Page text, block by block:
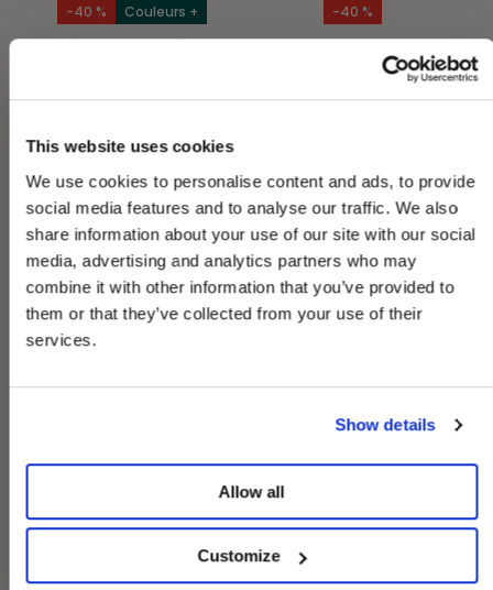
This website uses cookies
We use cookies to personalise content and ads, to provide
social media features and to analyse our traffic. We also
share information about your use of our site with our social
media, advertising and analytics partners who may
combine it with other information that you’ve provided to
them or that they’ve collected from your use of their
services.
Show details
Allow all
Customize
-40 % Couleurs +
Chloe Pants Tuillerie
-40 %
Irma Pants Fanna
€99,95
-30 % Couleurs +
€76,97
Nouveau
Straight Sweat Pants
Hollis Sweat
Inscrivez-vous pour des ventes exclusives &
événements.
En vous inscrivant, vous acceptez de recevoir
nos e-mails (offres, newsletters, événements).
Je m’inscris